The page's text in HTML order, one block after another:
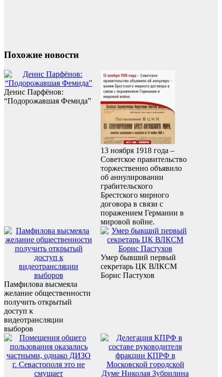
Похожие новости
Денис Парфёнов:
“Подорожавшая Фемида”
13 ноября 1918 года –
Советское правительство
торжественно объявило
об аннулировании
грабительского
Брестского мирного
договора в связи с
поражением Германии в
мировой войне.
Памфилова высмеяла
желание общественности
получить открытый
доступ к
видеотрансляции
выборов
Умер бывший первый
секретарь ЦК ВЛКСМ
Борис Пастухов